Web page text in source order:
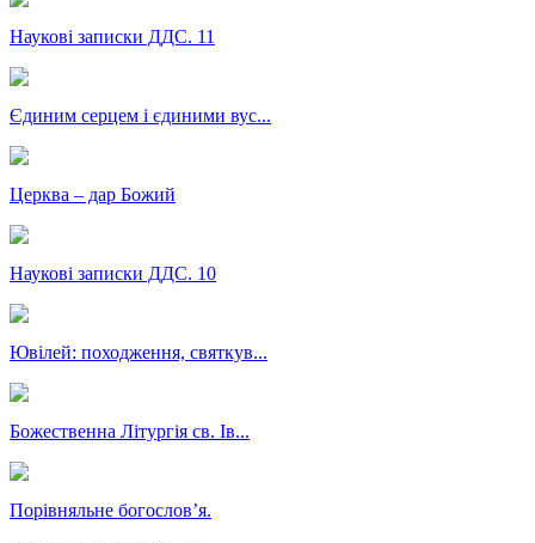
Наукові записки ДДС. 11
Єдиним серцем і єдиними вус...
Церква – дар Божий
Наукові записки ДДС. 10
Ювілей: походження, святкув...
Божественна Літургія св. Ів...
Порівняльне богословʼя.